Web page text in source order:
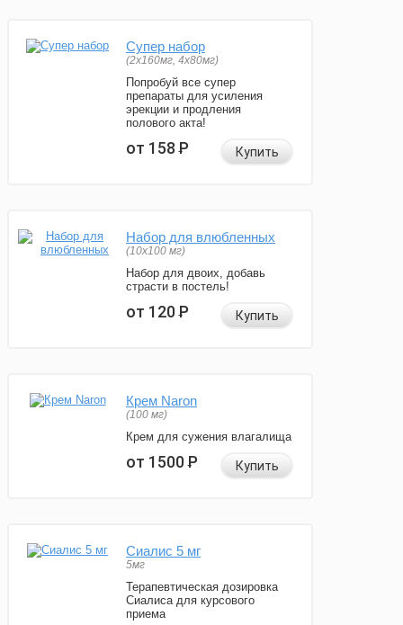
Супер набор
(2х160мг, 4х80мг)
Попробуй все супер
препараты для усиления
эрекции и продления
полового акта!
от 158Р Купить
Набор для влюбленных
(10х100 мг)
Набор для двоих, добавь
страсти в постель!
от 120Р Купить
Крем Naron
(100 мг)
Крем для сужения влагалища
от 1500Р Купить
Сиалис 5 мг
5мг
Терапевтическая дозировка
Сиалиса для курсового
приема